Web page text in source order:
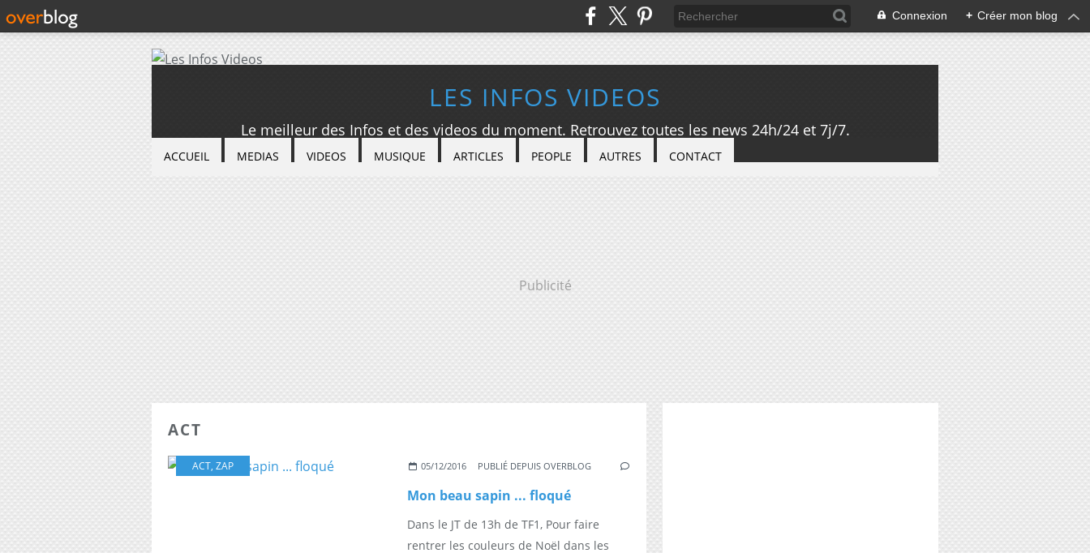
Connexion + Créer mon blog
LES INFOS VIDEOS
Le meilleur des Infos et des videos du moment. Retrouvez toutes les news 24h/24 et 7j/7.
ACCUEIL MEDIAS VIDEOS MUSIQUE ARTICLES PEOPLE AUTRES CONTACT
Publicité
ACT
ACT, ZAP 05/12/2016 PUBLIÉ DEPUIS OVERBLOG
Mon beau sapin ... floqué
Dans le JT de 13h de TF1, Pour faire
rentrer les couleurs de Noël dans les